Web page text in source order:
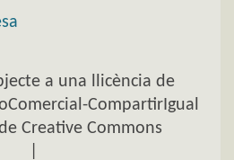
a una llicència de
CompartirIgual
Creative Commons